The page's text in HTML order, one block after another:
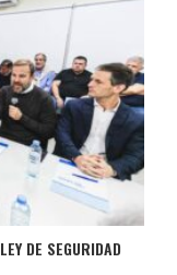
DE SEGURIDAD